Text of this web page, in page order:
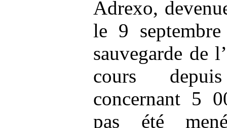
Adrexo,
le 9
sauvegarde de
cours
concernant 5
pas été